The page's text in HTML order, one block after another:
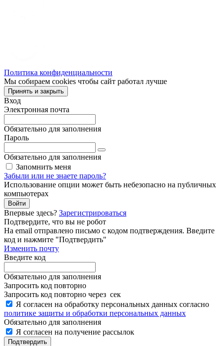
Политика конфиденциальности
Мы собираем cookies чтобы сайт работал лучше
Принять и закрыть
Вход
Электронная почта
Обязательно для заполнения
Пароль
Обязательно для заполнения
Запомнить меня
Забыли или не знаете пароль?
Использование опции может быть небезопасно на публичных
компьютерах
Войти
Впервые здесь? Зарегистрироваться
Подтвердите, что вы не робот
Ha email отправлено письмо с кодом подтверждения. Введите
код и нажмите "Подтвердить"
Изменить почту
Введите код
Обязательно для заполнения
Запросить код повторно
Запросить код повторно через сек
Я согласен на обработку персональных данных согласно
политике защиты и обработки персональных данных
Обязательно для заполнения
Я согласен на получение рассылок
Подтвердить